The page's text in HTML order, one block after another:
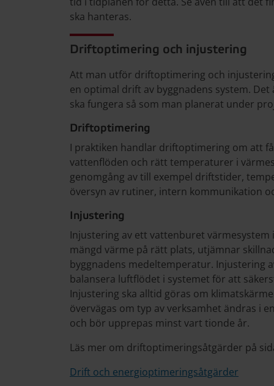
ska hanteras.
Driftoptimering och injustering
Att man utför driftoptimering och
en optimal drift av byggnadens system.
ska fungera så som man planerat under
Driftoptimering
I praktiken handlar driftoptimering om att
vattenflöden och rätt temperaturer i
genomgång av till exempel driftstider,
översyn av rutiner, intern kommunikation
Injustering
Injustering av ett vattenburet
mängd värme på rätt plats, utjämnar
byggnadens medeltemperatur. Injustering
balansera luftflödet i systemet för att
Injustering ska alltid göras om
övervägas om typ av verksamhet ändras i
och bör upprepas minst vart tionde år.
Läs mer om driftoptimeringsåtgärder på
Drift och energioptimeringsåtgärder